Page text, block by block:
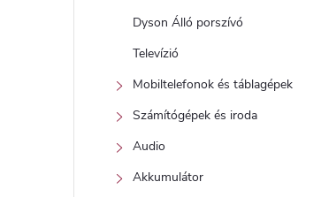
Dyson Álló porszívó
Televízió
Mobiltelefonok és táblagépek
Számítógépek és iroda
Audio
Akkumulátor